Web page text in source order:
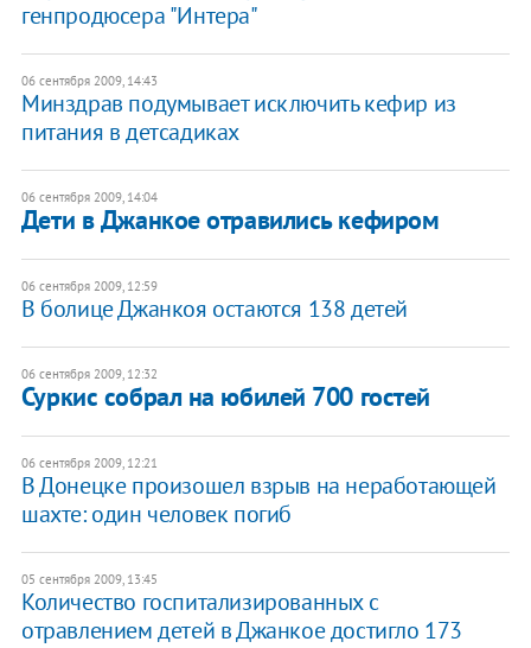
генпродюсера "Интера"
06 сентября 2009, 14:43
Минздрав подумывает исключить кефир из
питания в детсадиках
06 сентября 2009, 14:04
Дети в Джанкое отравились кефиром
06 сентября 2009, 12:59
В болице Джанкоя остаются 138 детей
06 сентября 2009, 12:32
Суркис собрал на юбилей 700 гостей
06 сентября 2009, 12:21
В Донецке произошел взрыв на неработающей
шахте: один человек погиб
05 сентября 2009, 13:45
Количество госпитализированных с
отравлением детей в Джанкое достигло 173